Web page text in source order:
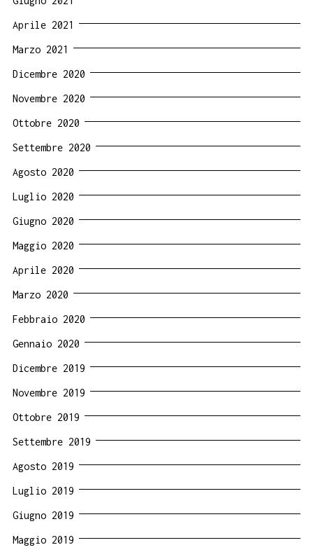
Aprile 2021
Marzo 2021
Dicembre 2020
Novembre 2020
Ottobre 2020
Settembre 2020
Agosto 2020
Luglio 2020
Giugno 2020
Maggio 2020
Aprile 2020
Marzo 2020
Febbraio 2020
Gennaio 2020
Dicembre 2019
Novembre 2019
Ottobre 2019
Settembre 2019
Agosto 2019
Luglio 2019
Giugno 2019
Maggio 2019